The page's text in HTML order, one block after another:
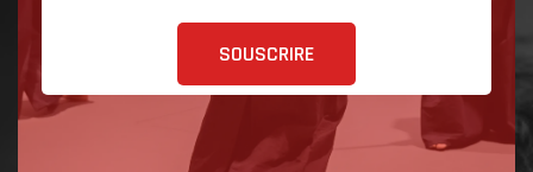
SOUSCRIRE